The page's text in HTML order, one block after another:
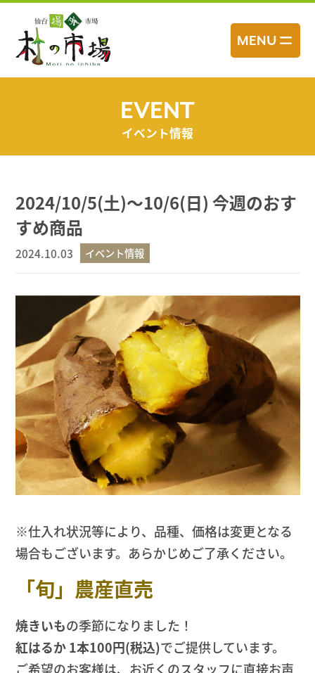
ッ
MENU
EVENT
イベント情報
2024/10/5(土)～10/6(日) 今週のおす
すめ商品
2024.10.03 イベント情報
※仕入れ状況等により、品種、価格は変更となる
場合もございます。あらかじめご了承ください。
「旬」農産直売
焼きいもの季節になりました！
紅はるか 1本100円(税込)でご提供しています。
ご希望のお客様は、お近くのスタッフに直接お声